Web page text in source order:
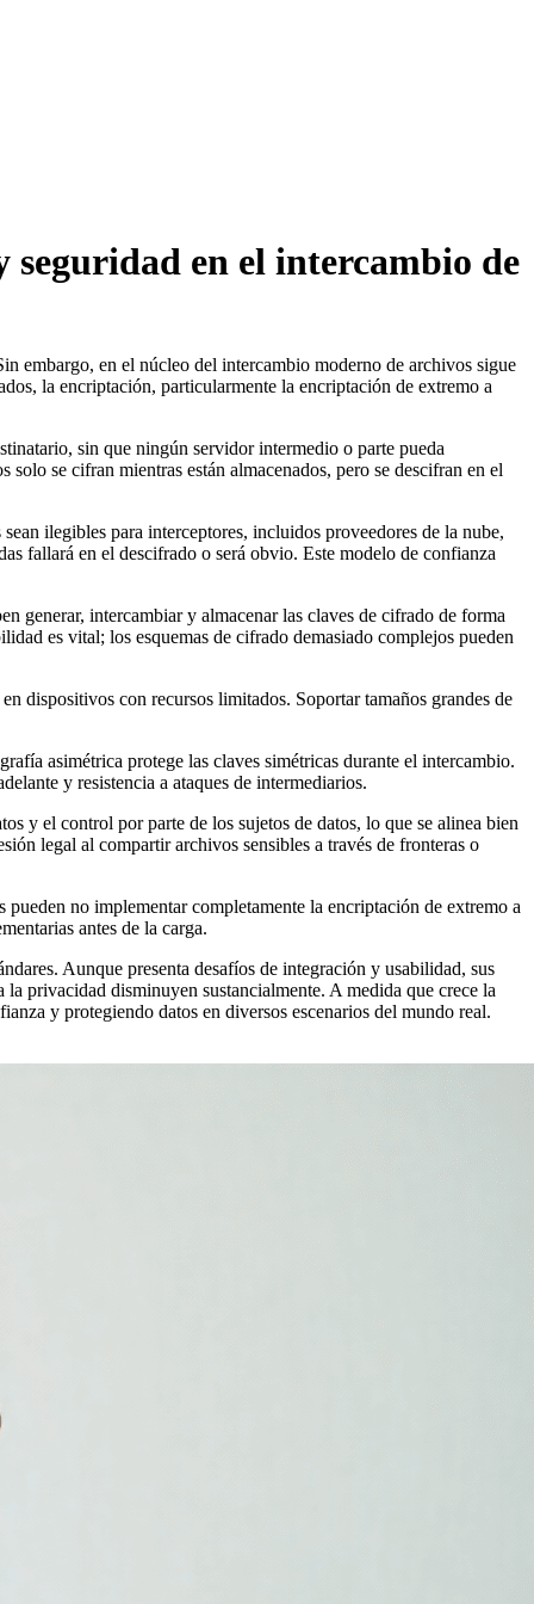
en el intercambio de
embargo, en el núcleo del intercambio moderno de archivos sigue
la encriptación, particularmente la encriptación de extremo a
sin que ningún servidor intermedio o parte pueda
se cifran mientras están almacenados, pero se descifran en el
ilegibles para interceptores, incluidos proveedores de la nube,
fallará en el descifrado o será obvio. Este modelo de confianza
generar, intercambiar y almacenar las claves de cifrado de forma
es vital; los esquemas de cifrado demasiado complejos pueden
dispositivos con recursos limitados. Soportar tamaños grandes de
asimétrica protege las claves simétricas durante el intercambio.
y resistencia a ataques de intermediarios.
y el control por parte de los sujetos de datos, lo que se alinea bien
legal al compartir archivos sensibles a través de fronteras o
no implementar completamente la encriptación de extremo a
antes de la carga.
Aunque presenta desafíos de integración y usabilidad, sus
privacidad disminuyen sustancialmente. A medida que crece la
y protegiendo datos en diversos escenarios del mundo real.